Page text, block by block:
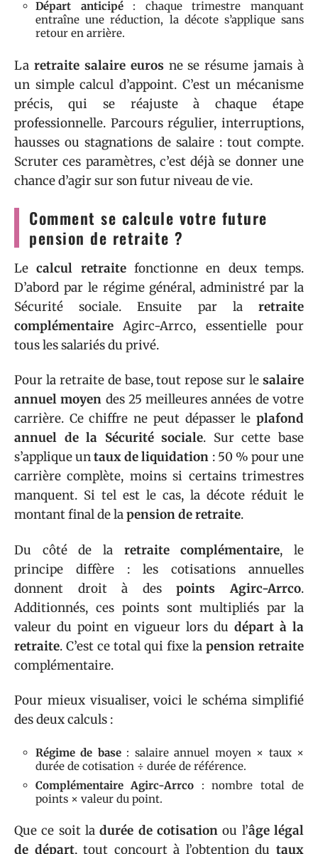
Départ anticipé: chaque trimestre manquant
entraîne une réduction, la décote s’applique sans
retour en arrière.
La retraite salaire euros ne se résume jamais à
un simple calcul d’appoint. C’est un mécanisme
précis, qui se réajuste à chaque étape
professionnelle. Parcours régulier, interruptions,
hausses ou stagnations de salaire : tout compte.
Scruter ces paramètres, c’est déjà se donner une
chance d’agir sur son futur niveau de vie.
Comment se calcule votre future
pension de retraite ?
Lecalcul retraitefonctionne en deux temps.
D’abord par le régime général, administré par la
Sécurité sociale. Ensuite par la retraite
complémentaire Agirc-Arrco, essentielle pour
tous les salariés du privé.
Pour la retraite de base, tout repose sur le salaire
annuel moyen des 25 meilleures années de votre
carrière. Ce chiffre ne peut dépasser le plafond
annuel de la Sécurité sociale. Sur cette base
s’applique untaux de liquidation : 50 % pour une
carrière complète, moins si certains trimestres
manquent. Si tel est le cas, la décote réduit le
montant final de lapension de retraite.
Du côté de la retraite complémentaire, le
principe diffère : les cotisations annuelles
donnent droit à despoints Agirc-Arrco.
Additionnés, ces points sont multipliés par la
valeur du point en vigueur lors du départ à la
retraite. C’est ce total qui fixe la pension retraite
complémentaire.
Pour mieux visualiser, voici le schéma simplifié
des deux calculs :
Régime de base: salaire annuel moyen × taux ×
durée de cotisation ÷ durée de référence.
Complémentaire Agirc-Arrco : nombre total de
points × valeur du point.
Que ce soit ladurée de cotisation ou l’âge légal
de départ, tout concourt à l’obtention dutaux